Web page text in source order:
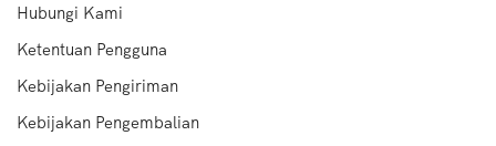
Hubungi Kami
Ketentuan Pengguna
Kebijakan Pengiriman
Kebijakan Pengembalian